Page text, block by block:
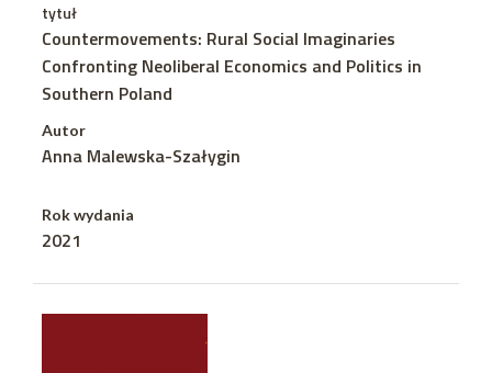
tytuł
Countermovements: Rural Social Imaginaries
Confronting Neoliberal Economics and Politics in
Southern Poland
Autor
Anna Malewska-Szałygin
Rok wydania
2021